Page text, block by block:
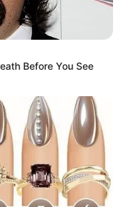
Before You See